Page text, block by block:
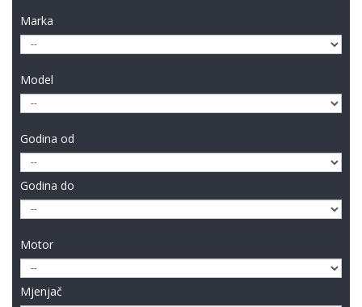
Marka
Model
Godina od
Godina do
Motor
Mjenjač